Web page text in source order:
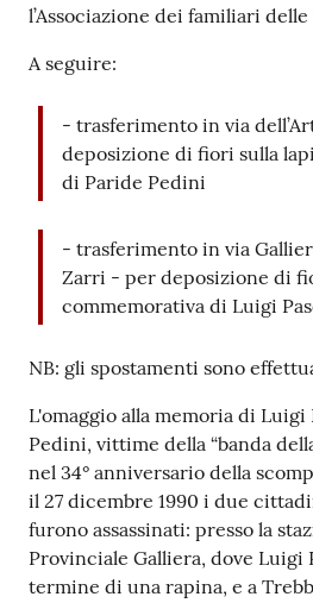
l’Associazione dei familiari
A seguire:
- trasferimento in via
deposizione di fiori sulla
di Paride Pedini
- trasferimento in via
Zarri - per deposizione di
commemorativa di Luigi
NB: gli spostamenti sono
L'omaggio alla memoria di Luigi
Pedini, vittime della “banda
nel 34° anniversario della
il 27 dicembre 1990 i due
furono assassinati: presso la
Provinciale Galliera, dove Luigi
termine di una rapina, e a